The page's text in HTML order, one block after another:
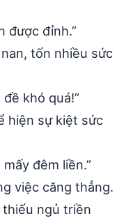
được đỉnh.”
tốn nhiều sức
khó quá!”
hiện sự kiệt sức
đêm liền.”
việc căng thẳng.
thiếu ngủ triền